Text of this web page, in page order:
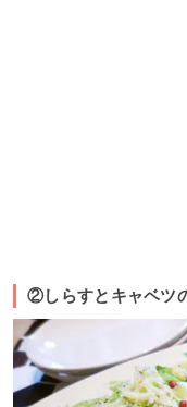
②しらすとキャベツ